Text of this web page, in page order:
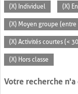
(X) Individuel (X)
(X) Moyen groupe
(X) Activités courtes (<
(X) Hors classe
Votre recherche